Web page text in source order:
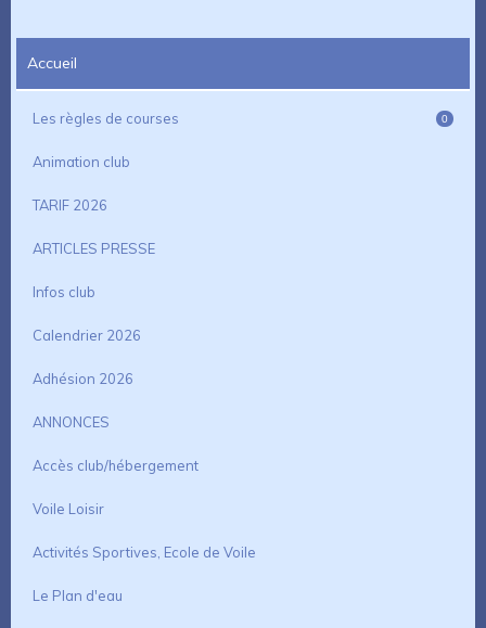
Accueil
Les règles de courses 0
Animation club
TARIF 2026
ARTICLES PRESSE
Infos club
Calendrier 2026
Adhésion 2026
ANNONCES
Accès club/hébergement
Voile Loisir
Activités Sportives, Ecole de Voile
Le Plan d'eau